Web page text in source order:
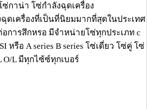
ซ่กาน่า โซ่กำลังฉุดเครื่อง
ดเครื่องที่เป็นที่นิยมมากที่สุดในประเทศ
การสึกหรอ มีจำหน่ายโซ่ทุกประเภท c
หรือ A series B series โซ่เดี่ยว โซ่คู่ โซ่
L มีทุกไซ้ซ์ทุกเบอร์